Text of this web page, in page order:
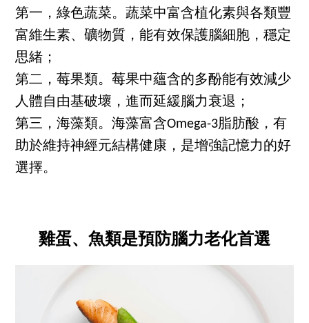
第一，綠色蔬菜。蔬菜中富含植化素與各類豐
富維生素、礦物質，能有效保護腦細胞，穩定
思緒；
第二，莓果類。莓果中蘊含的多酚能有效減少
人體自由基破壞，進而延緩腦力衰退；
第三，海藻類。海藻富含Omega-3脂肪酸，有
助於維持神經元結構健康，是增強記憶力的好
選擇。
雞蛋、魚類是預防腦力老化首選